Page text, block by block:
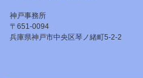
神戸事務所
〒651-0094
兵庫県神戸市中央区琴ノ緒町5-2-2